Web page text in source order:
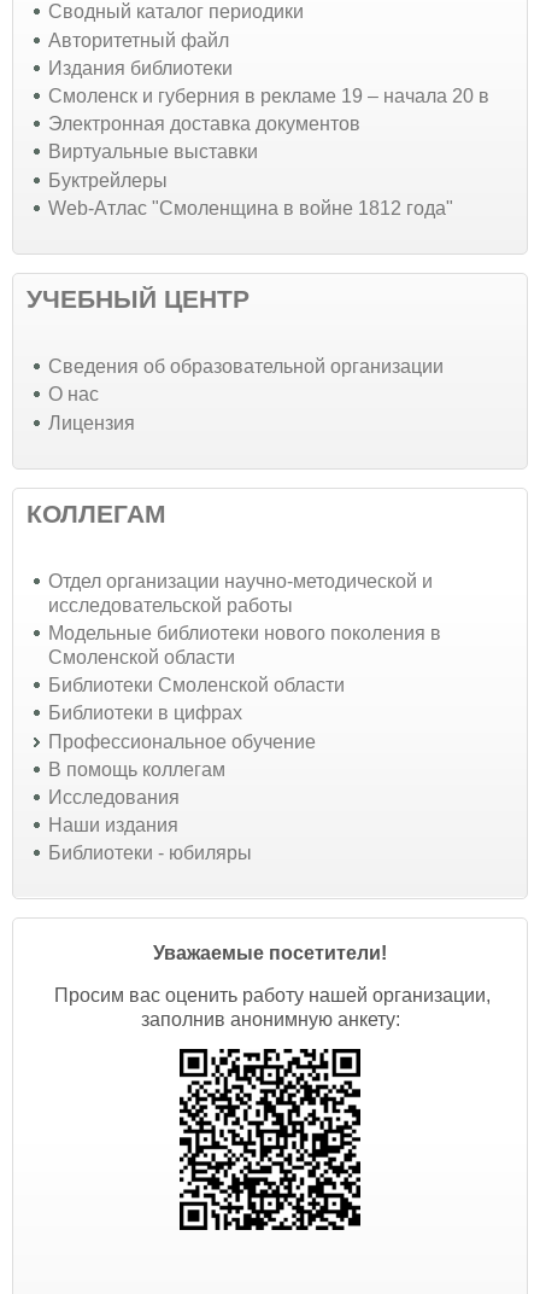
Сводный каталог периодики
Авторитетный файл
Издания библиотеки
Смоленск и губерния в рекламе 19 – начала 20 в
Электронная доставка документов
Виртуальные выставки
Буктрейлеры
Web-Атлас "Смоленщина в войне 1812 года"
УЧЕБНЫЙ ЦЕНТР
Cведения об образовательной организации
О нас
Лицензия
КОЛЛЕГАМ
Отдел организации научно-методической и
исследовательской работы
Модельные библиотеки нового поколения в
Смоленской области
Библиотеки Смоленской области
Библиотеки в цифрах
Профессиональное обучение
В помощь коллегам
Исследования
Наши издания
Библиотеки - юбиляры
Уважаемые посетители!
Просим вас оценить работу нашей организации,
заполнив анонимную анкету: